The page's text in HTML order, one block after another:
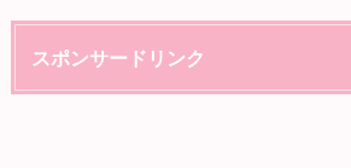
スポンサードリンク